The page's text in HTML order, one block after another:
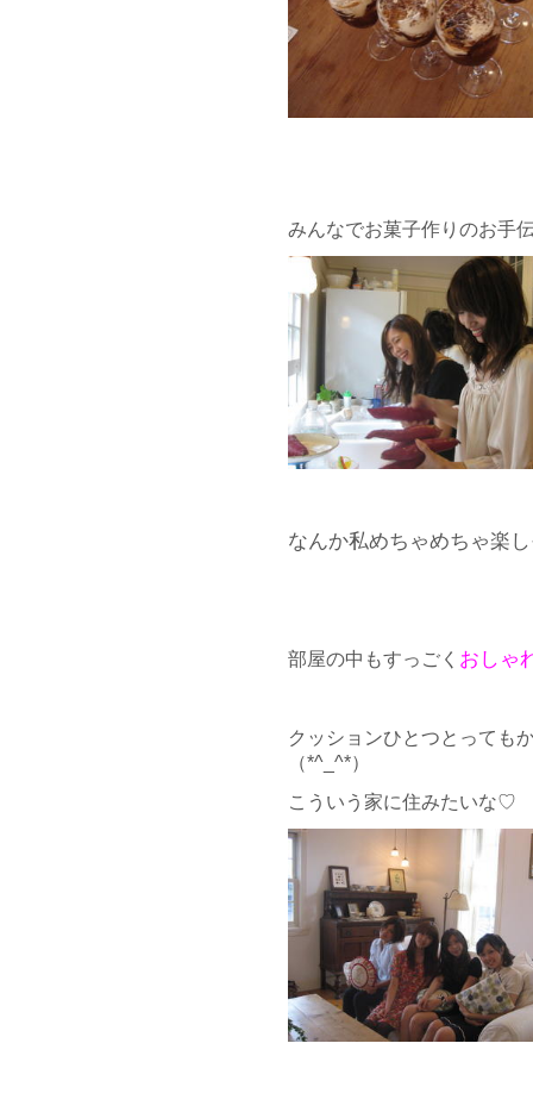
みんなでお菓子作りのお手
なんか私めちゃめちゃ楽
部屋の中もすっごく おし
クッションひとつとっても
（*^_^*）
こういう家に住みたいな♡